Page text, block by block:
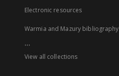
Electronic resources
Warmia and Mazury bibliography
...
View all collections